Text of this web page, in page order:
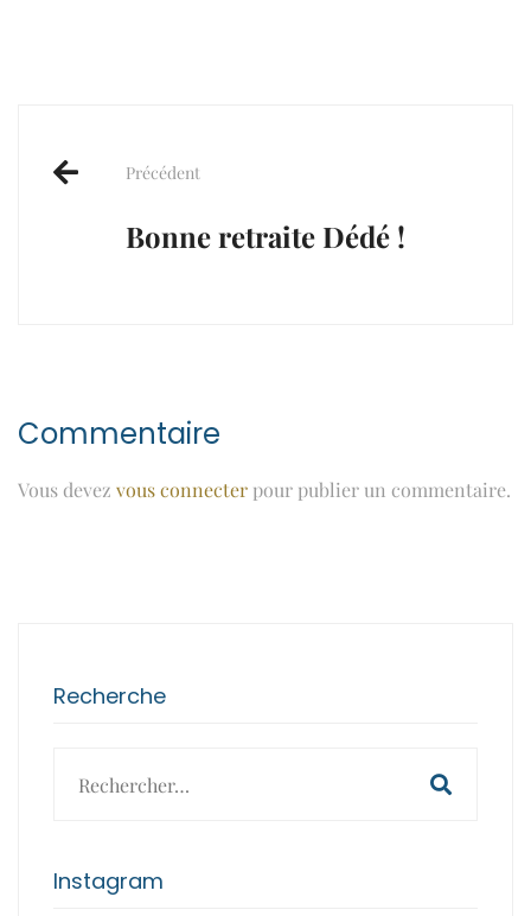
navigation
Précédent
Bonne retraite Dédé !
Commentaire
Vous devez vous connecter pour publier un commentaire.
Recherche
for:
Instagram